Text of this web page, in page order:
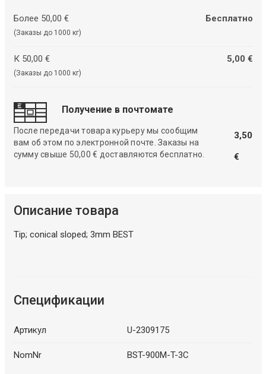
Более 50,00 €
(Заказы до 1000 кг)
Бесплатно
К 50,00 €
(Заказы до 1000 кг)
5,00 €
Получение в почтомате
После передачи товара курьеру мы сообщим
вам об этом по электронной почте. Заказы на
сумму свыше 50,00 € доставляются бесплатно.
3,50
€
Описание товара
Tip; conical sloped; 3mm BEST
Спецификации
Артикул U-2309175
NomNr BST-900M-T-3C